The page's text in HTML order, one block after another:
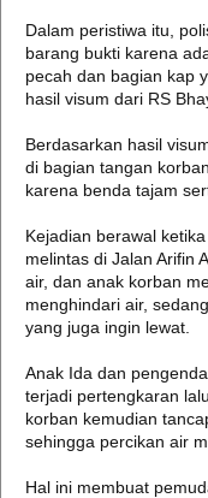
Dalam peristiwa itu,
barang bukti karena
pecah dan bagian kap
hasil visum dari RS
Berdasarkan hasil
di bagian tangan
karena benda tajam
Kejadian berawal
melintas di Jalan Arifin
air, dan anak korban
menghindari air,
yang juga ingin lewat.
Anak Ida dan
terjadi pertengkaran
korban kemudian
sehingga percikan air
Hal ini membuat